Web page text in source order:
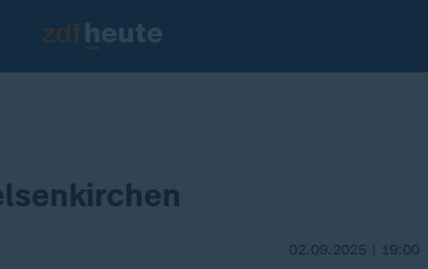
02.09.2025 | 19:00